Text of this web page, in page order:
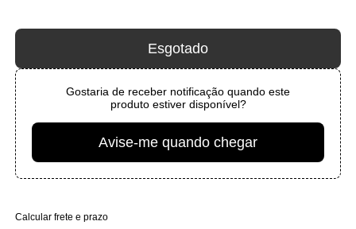
Esgotado
Gostaria de receber notificação quando este
produto estiver disponível?
Avise-me quando chegar
Calcular frete e prazo